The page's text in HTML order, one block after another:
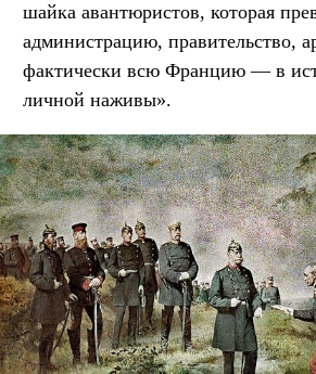
шайка авантюристов, которая
администрацию, правительство,
фактически всю Францию — в
личной наживы».